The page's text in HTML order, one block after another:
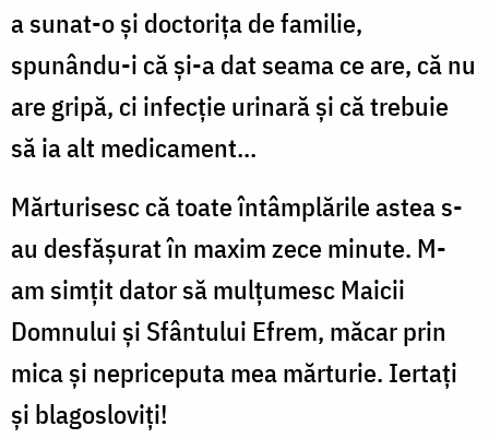
a sunat-o și doctorița de familie,
spunându-i că și-a dat seama ce are, că nu
are gripă, ci infecție urinară și că trebuie
să ia alt medicament...
Mărturisesc că toate întâmplările astea s-
au desfășurat în maxim zece minute. M-
am simțit dator să mulțumesc Maicii
Domnului și Sfântului Efrem, măcar prin
mica și nepriceputa mea mărturie. Iertați
și blagosloviți!